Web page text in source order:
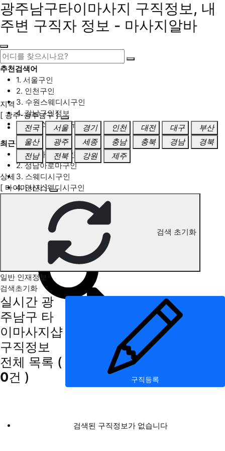
광주남구타이마사지 구직정보, 내
주변 구직자 정보 - 마사지알바
추천검색어
1. 서울구인
2. 인천구인
3. 수원스웨디시구인
4. 강남구인정보
5. 동탄스웨디시구인
최근검색어
1. 일산마사지구인
2. 성남아로마구인
3. 스웨디시구인
4. 안산스웨디시구인
광주남구 타이마사지 구직정보
지역
[ 광주-광주남구 ]
전국
서울 경기 인천 대전 대구
부산
울산
광주 세종 충남 충북 경남
경북
전남
전북 강원 제주
상세
[ 타이마사지 ]
검색 초기화
일반 인재정보
검색초기화
실시간 광
주남구 타
이마사지샵
구직정보
전체 목록 (
0건 ) 구직등록
검색된 구직정보가 없습니다